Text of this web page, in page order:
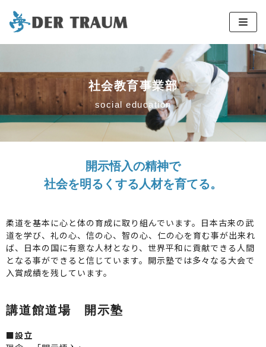
コ
ン
ン
ツ
へ
ス
キ
社会教育事業部
social education
開示悟入の精神で
社会を明るくする人材を育てる。
柔道を基本に心と体の育成に取り組んでいます。日本古来の武
道を学び、礼の心、信の心、智の心、仁の心を育む事が出来れ
ば、日本の国に有意な人材となり、世界平和に貢献できる人間
となる事ができると信じています。開示塾では多々なる大会で
入賞成績を残しています。
講道館道場 開示塾
■設立